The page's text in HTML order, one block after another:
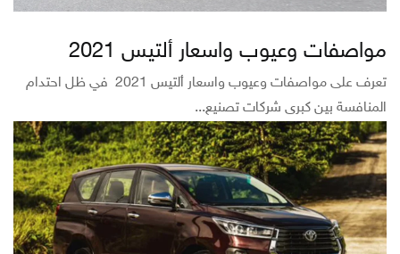
مواصفات وعيوب واسعار ألتيس 2021
تعرف على مواصفات وعيوب واسعار ألتيس 2021 في ظل احتدام
المنافسة بين كبرى شركات تصنيع...